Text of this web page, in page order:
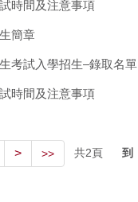
時間及注意事項
簡章
考試入學招生–錄取名單
時間及注意事項
> >> 共2頁 到